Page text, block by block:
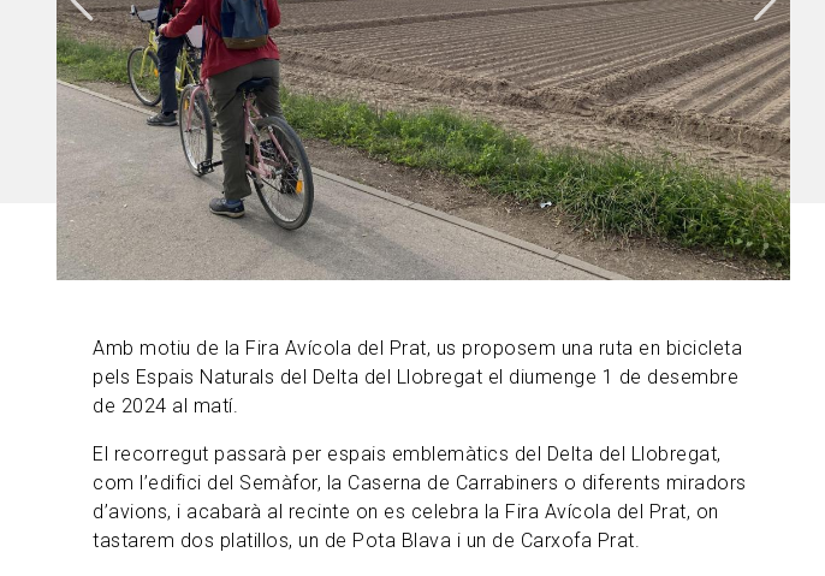
Amb motiu de la Fira Avícola del Prat, us proposem una ruta en bicicleta
pels Espais Naturals del Delta del Llobregat el diumenge 1 de desembre
de 2024 al matí.
El recorregut passarà per espais emblemàtics del Delta del Llobregat,
com l’edifici del Semàfor, la Caserna de Carrabiners o diferents miradors
d’avions, i acabarà al recinte on es celebra la Fira Avícola del Prat, on
tastarem dos platillos, un de Pota Blava i un de Carxofa Prat.